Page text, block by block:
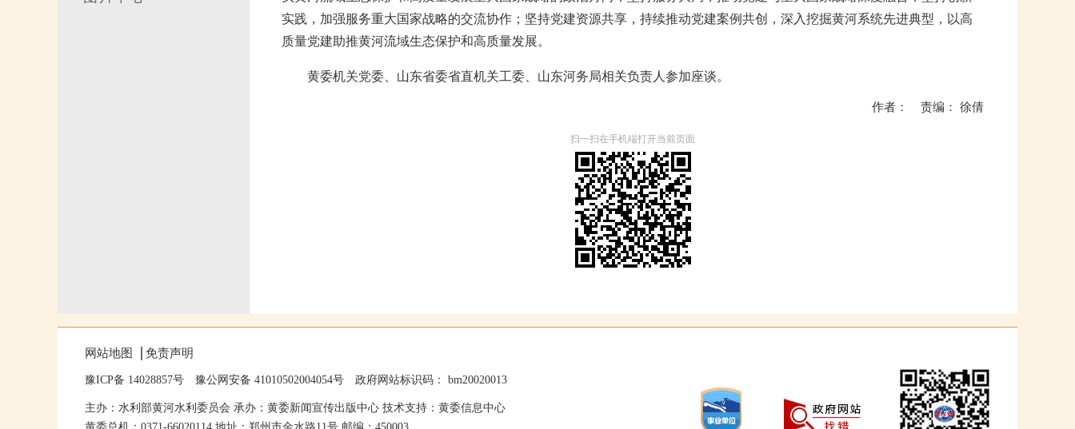
实践，加强服务重大国家战略的交流协作；坚持党建资源共享，持续推动党建案例共创，深入挖掘黄河系统先进典型，以高
质量党建助推黄河流域生态保护和高质量发展。
黄委机关党委、山东省委省直机关工委、山东河务局相关负责人参加座谈。
作者： 责编： 徐倩
扫一扫在手机端打开当前页面
网站地图 免责声明
豫ICP备 14028857号 豫公网安备 41010502004054号 政府网站标识码： bm20020013
主办：水利部黄河水利委员会 承办：黄委新闻宣传出版中心 技术支持：黄委信息中心